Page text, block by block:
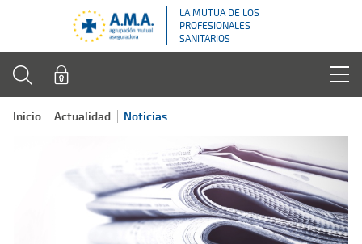
LA MUTUA DE LOS
PROFESIONALES
SANITARIOS
Inicio Actualidad Noticias